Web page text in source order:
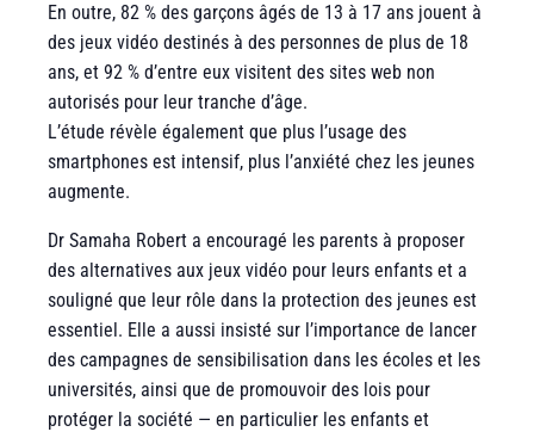
En outre, 82 % des garçons âgés de 13 à 17 ans jouent à
des jeux vidéo destinés à des personnes de plus de 18
ans, et 92 % d’entre eux visitent des sites web non
autorisés pour leur tranche d’âge.
L’étude révèle également que plus l’usage des
smartphones est intensif, plus l’anxiété chez les jeunes
augmente.
Dr Samaha Robert a encouragé les parents à proposer
des alternatives aux jeux vidéo pour leurs enfants et a
souligné que leur rôle dans la protection des jeunes est
essentiel. Elle a aussi insisté sur l’importance de lancer
des campagnes de sensibilisation dans les écoles et les
universités, ainsi que de promouvoir des lois pour
protéger la société — en particulier les enfants et